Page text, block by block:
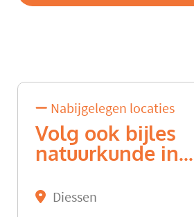
Nabijgelegen locaties
Volg ook bijles
natuurkunde in...
Diessen